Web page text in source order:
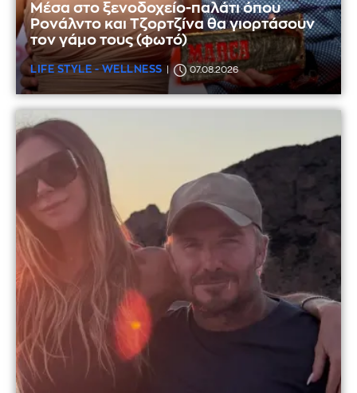
Μέσα στο ξενοδοχείο-παλάτι όπου
Ρονάλντο και Τζορτζίνα θα γιορτάσουν
τον γάμο τους (φωτό)
LIFE STYLE - WELLNESS 07.08.2026